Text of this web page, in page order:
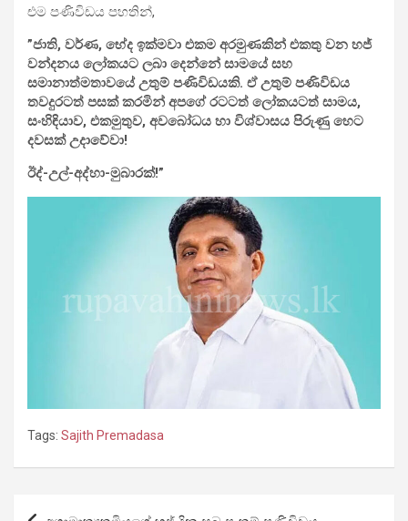
එම පණිවිඩය පහතින්,
”ජාති, වර්ණ, භේද ඉක්මවා එකම අරමුණකින් එකතු වන හජ්
වන්දනය ලෝකයට ලබා දෙන්නේ සාමයේ සහ
සමානාත්මතාවයේ උතුම් පණිවිඩයකි. ඒ උතුම් පණිවිඩය
තවදුරටත් පසක් කරමින් අපගේ රටටත් ලෝකයටත් සාමය,
සංහිඳියාව, එකමුතුව, අවබෝධය හා විශ්වාසය පිරුණු හෙට
දවසක් උදාවේවා!
ඊද්-උල්-අද්හා-මුබාරක්!”
Tags: Sajith Premadasa
Post